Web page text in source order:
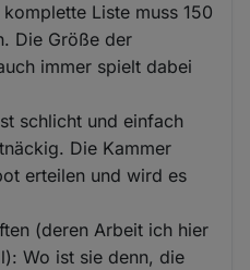
Liste muss 150
Die Größe der
immer spielt dabei
schlicht und einfach
Die Kammer
erteilen und wird es
(deren Arbeit ich hier
Wo ist sie denn, die